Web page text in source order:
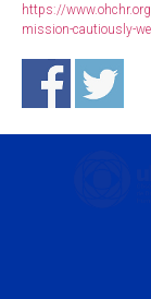
https://
mission-cautiously-